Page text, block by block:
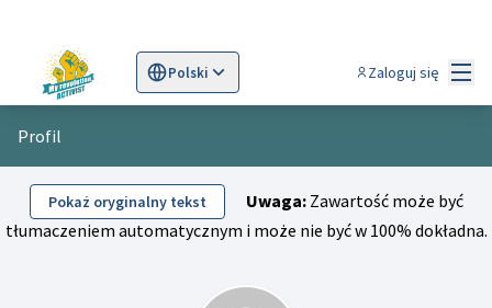
Polski
Sprache wählen Choose languageScegli la lingua
Zaloguj się
Profil
Pokaż oryginalny tekst Uwaga:Zawartość może być
tłumaczeniem automatycznym i może nie być w 100% dokładna.